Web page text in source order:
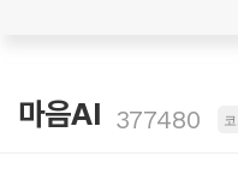
마음AI 377480